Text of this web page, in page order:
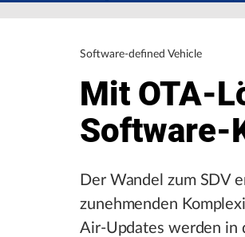
Software-defined Vehicle
Mit OTA-
Software-
Der Wandel zum SDV
zunehmenden
Air-Updates werden in